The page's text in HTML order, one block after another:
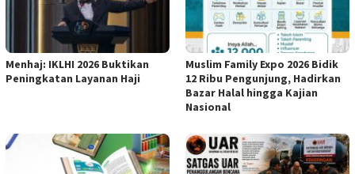
Menhaj: IKLHI 2026 Buktikan
Peningkatan Layanan Haji
Muslim Family Expo 2026 Bidik
12 Ribu Pengunjung, Hadirkan
Bazar Halal hingga Kajian
Nasional